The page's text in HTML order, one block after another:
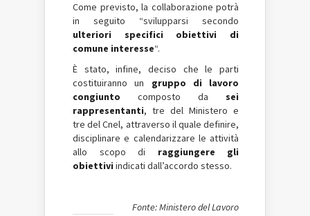
Come previsto, la collaborazione potrà
in seguito “svilupparsi secondo
ulteriori specifici obiettivi di
comune interesse“.
È stato, infine, deciso che le parti
costituiranno un gruppo di lavoro
congiunto composto da sei
rappresentanti, tre del Ministero e
tre del Cnel, attraverso il quale definire,
disciplinare e calendarizzare le attività
allo scopo di raggiungere gli
obiettivi indicati dall’accordo stesso.
Fonte: Ministero del Lavoro